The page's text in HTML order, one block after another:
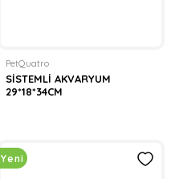
PetQuatro
SİSTEMLİ AKVARYUM
29*18*34CM
Yeni